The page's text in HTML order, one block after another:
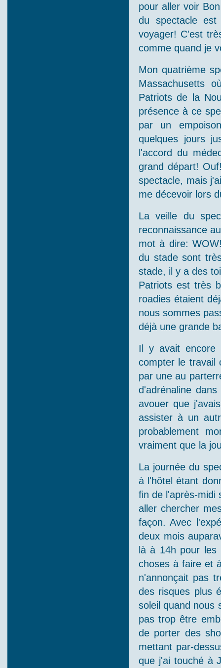
pour aller voir
du spectacle
voyager! C'est
comme quand je
Mon quatrième
Massachusetts
Patriots de la
présence à ce
par un
quelques jours
l'accord du
grand départ!
spectacle, mais
me décevoir lors
La veille du
reconnaissance
mot à dire:
du stade sont
stade, il y a des
Patriots est très
roadies étaient
nous sommes
déjà une grande
Il y avait encore
compter le travail
par une au
d'adrénaline
avouer que
assister à un
probablement
vraiment que la
La journée du
à l'hôtel étant
fin de l'après-midi
aller chercher
façon. Avec
deux mois
là à 14h pour les
choses à faire et
n'annonçait pas
des risques plus
soleil quand nous
pas trop être
de porter des
mettant par-
que j'ai touché à